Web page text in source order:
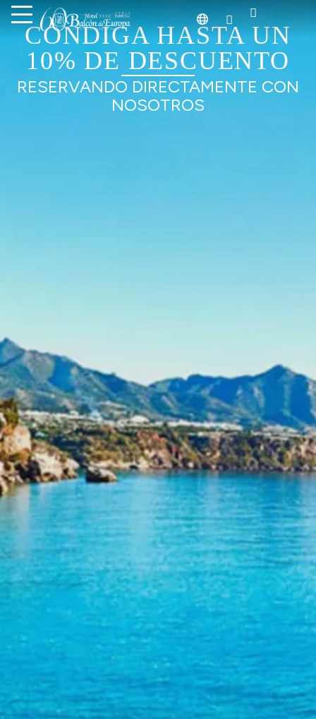
CONDIGA HASTA UN
10% DE DESCUENTO
RESERVANDO DIRECTAMENTE CON
NOSOTROS